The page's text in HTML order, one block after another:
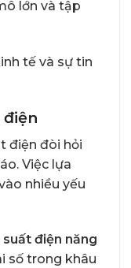
lớn và tập
tế và sự tin
điện đòi hỏi
Việc lựa
nhiều yếu
điện năng
số trong khâu